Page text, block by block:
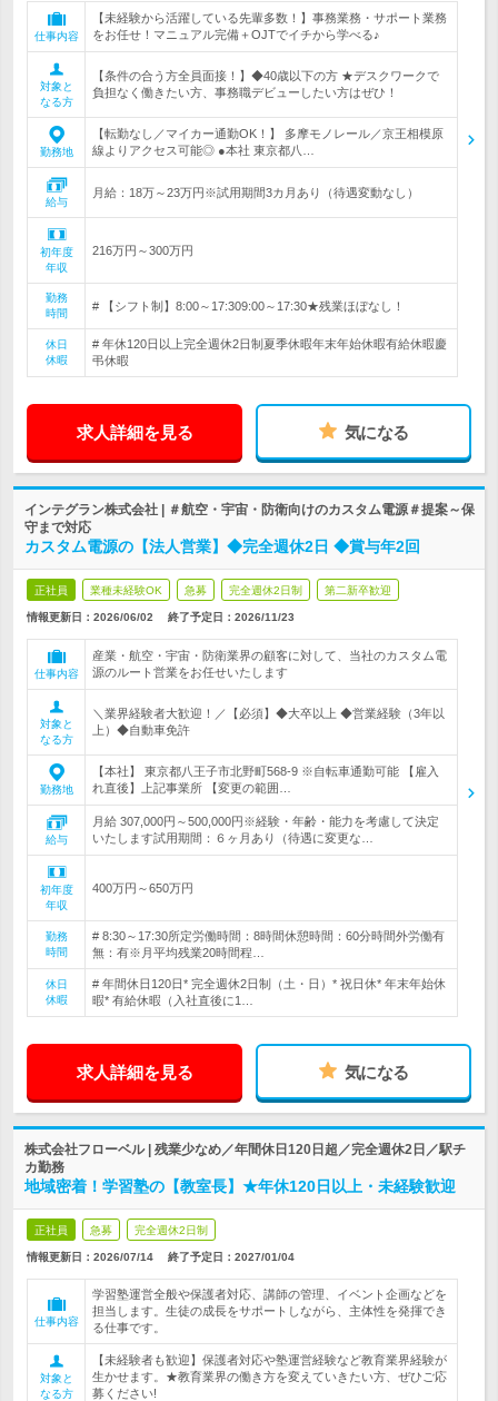
仕事内容
【未経験から活躍している先輩多数！】事務業務・サポート業務
をお任せ！マニュアル完備＋OJTでイチから学べる♪
対象と
なる方
【条件の合う方全員面接！】◆40歳以下の方 ★デスクワークで
負担なく働きたい方、事務職デビューしたい方はぜひ！
勤務地
【転勤なし／マイカー通勤OK！】 多摩モノレール／京王相模原
線よりアクセス可能◎ ●本社 東京都八…
給与
月給：18万～23万円※試用期間3カ月あり（待遇変動なし）
初年度
年収
216万円～300万円
勤務
時間
# 【シフト制】8:00～17:309:00～17:30★残業ほぼなし！
休日
休暇
# 年休120日以上完全週休2日制夏季休暇年末年始休暇有給休暇慶
弔休暇
求人詳細を見る 気になる
インテグラン株式会社 | ＃航空・宇宙・防衛向けのカスタム電源＃提案～保
守まで対応
カスタム電源の【法人営業】◆完全週休2日 ◆賞与年2回
正社員 業種未経験OK 急募 完全週休2日制 第二新卒歓迎
情報更新日：2026/06/02 終了予定日： 2026/11/23
仕事内容
産業・航空・宇宙・防衛業界の顧客に対して、当社のカスタム電
源のルート営業をお任せいたします
対象と
なる方
＼業界経験者大歓迎！／【必須】◆大卒以上 ◆営業経験（3年以
上）◆自動車免許
勤務地
【本社】 東京都八王子市北野町568-9 ※自転車通勤可能 【雇入
れ直後】上記事業所 【変更の範囲…
給与
月給 307,000円～500,000円※経験・年齢・能力を考慮して決定
いたします試用期間：６ヶ月あり（待遇に変更な…
初年度
年収
400万円～650万円
勤務
時間
# 8:30～17:30所定労働時間：8時間休憩時間：60分時間外労働有
無：有※月平均残業20時間程…
休日
休暇
# 年間休日120日* 完全週休2日制（土・日）* 祝日休* 年末年始休
暇* 有給休暇（入社直後に1…
求人詳細を見る 気になる
株式会社フローベル | 残業少なめ／年間休日120日超／完全週休2日／駅チ
カ勤務
地域密着！学習塾の【教室長】★年休120日以上・未経験歓迎
正社員 急募 完全週休2日制
情報更新日：2026/07/14 終了予定日： 2027/01/04
仕事内容
学習塾運営全般や保護者対応、講師の管理、イベント企画などを
担当します。生徒の成長をサポートしながら、主体性を発揮でき
る仕事です。
対象と
なる方
【未経験者も歓迎】保護者対応や塾運営経験など教育業界経験が
生かせます。★教育業界の働き方を変えていきたい方、ぜひご応
募ください!